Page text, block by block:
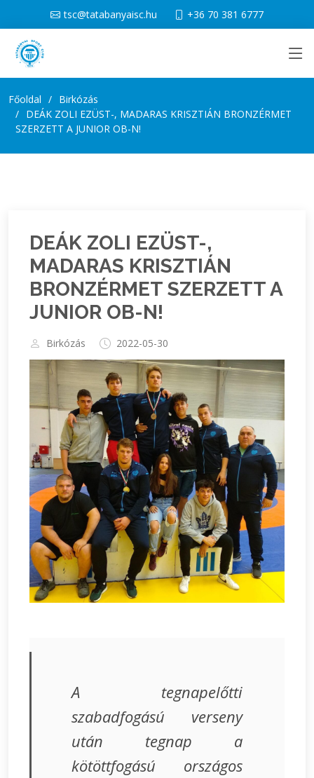
tsc@tatabanyaisc.hu +36 70 381 6777
Főoldal
Birkózás
DEÁK ZOLI EZÜST-, MADARAS KRISZTIÁN BRONZÉRMET
SZERZETT A JUNIOR OB-N!
DEÁK ZOLI EZÜST-,
MADARAS KRISZTIÁN
BRONZÉRMET SZERZETT A
JUNIOR OB-N!
Birkózás 2022-05-30
A tegnapelőtti
szabadfogású verseny
után tegnap a
kötöttfogású országos